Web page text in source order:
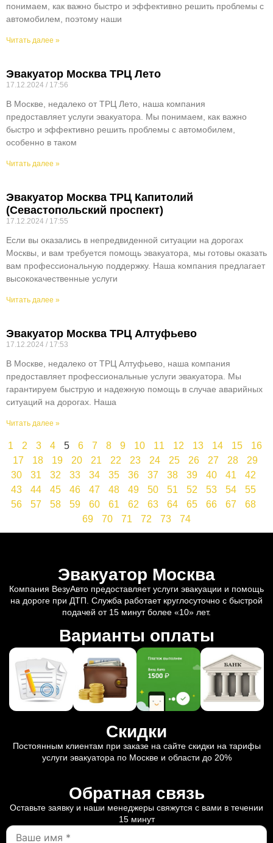
понимаем, как важно быстро и эффективно решить проблемы с
автомобилем, поэтому наши
Читать далее »
Эвакуатор Москва ТРЦ Лето
17.12.2024 17:56
В Москве, недалеко от ТРЦ Лето, наша компания
предоставляет услуги эвакуатора. Мы понимаем, как важно
быстро и эффективно решить проблемы с автомобилем,
особенно в таком
Читать далее »
Эвакуатор Москва ТРЦ Капитолий
(Севастопольский проспект)
17.12.2024 17:55
Если вы оказались в непредвиденной ситуации на дорогах
Москвы, и вам требуется помощь эвакуатора, мы готовы оказать
вам профессиональную поддержку. Наша компания предлагает
высококачественные услуги
Читать далее »
Эвакуатор Москва ТРЦ Алтуфьево
17.12.2024 17:53
В Москве, недалеко от ТРЦ Алтуфьево, наша компания
предоставляет профессиональные услуги эвакуатора. Мы
гарантируем быструю и надежную помощь в случае аварийных
ситуаций на дорогах. Наша
Читать далее »
1 2 3 4 5 6 7 8 9 10 11 12 13 14 15
16
17
18 19 20 21 22 23 24 25 26 27 28
29
30
31 32 33 34 35 36 37 38 39 40 41
42
43
44 45 46 47 48 49 50 51 52 53 54
55
56
57 58 59 60 61 62 63 64 65 66 67
68
69
70 71 72 73 74
Эвакуатор Москва
Компания ВезуАвто предоставляет услуги эвакуации и помощь
на дороге при ДТП. Служба работает круглосуточно с быстрой
подачей от 15 минут более «10» лет.
Варианты оплаты
Скидки
Постоянным клиентам при заказе на сайте скидки на тарифы
услуги эвакуатора по Москве и области до 20%
Обратная связь
Оставьте заявку и наши менеджеры свяжутся с вами в течении
15 минут